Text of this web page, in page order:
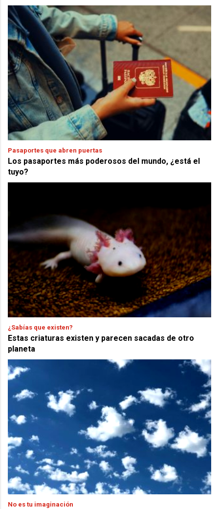
Pasaportes que abren puertas
Los pasaportes más poderosos del mundo, ¿está el
tuyo?
¿Sabías que existen?
Estas criaturas existen y parecen sacadas de otro
planeta
No es tu imaginación